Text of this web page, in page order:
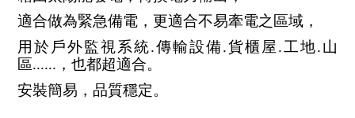
適合做為緊急備電，更適合不易牽電之區域，
用於戶外監視系統.傳輸設備.貨櫃屋.工地.山
區......，也都超適合。
安裝簡易，品質穩定。